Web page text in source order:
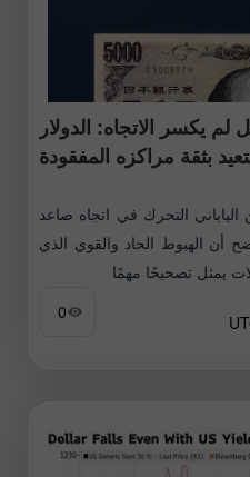
لم يكسر الاتجاه: الدولار
بثقة مراكزه المفقودة
الياباني التحرك في اتجاه صاعد
أن الهبوط الحاد والقوي الذي
يمثل تصحيحًا مهمًا
0